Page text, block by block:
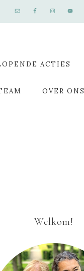
ACTIES
OVER ONS
Welkom!